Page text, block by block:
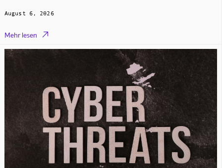
August 6, 2026
Mehr lesen 